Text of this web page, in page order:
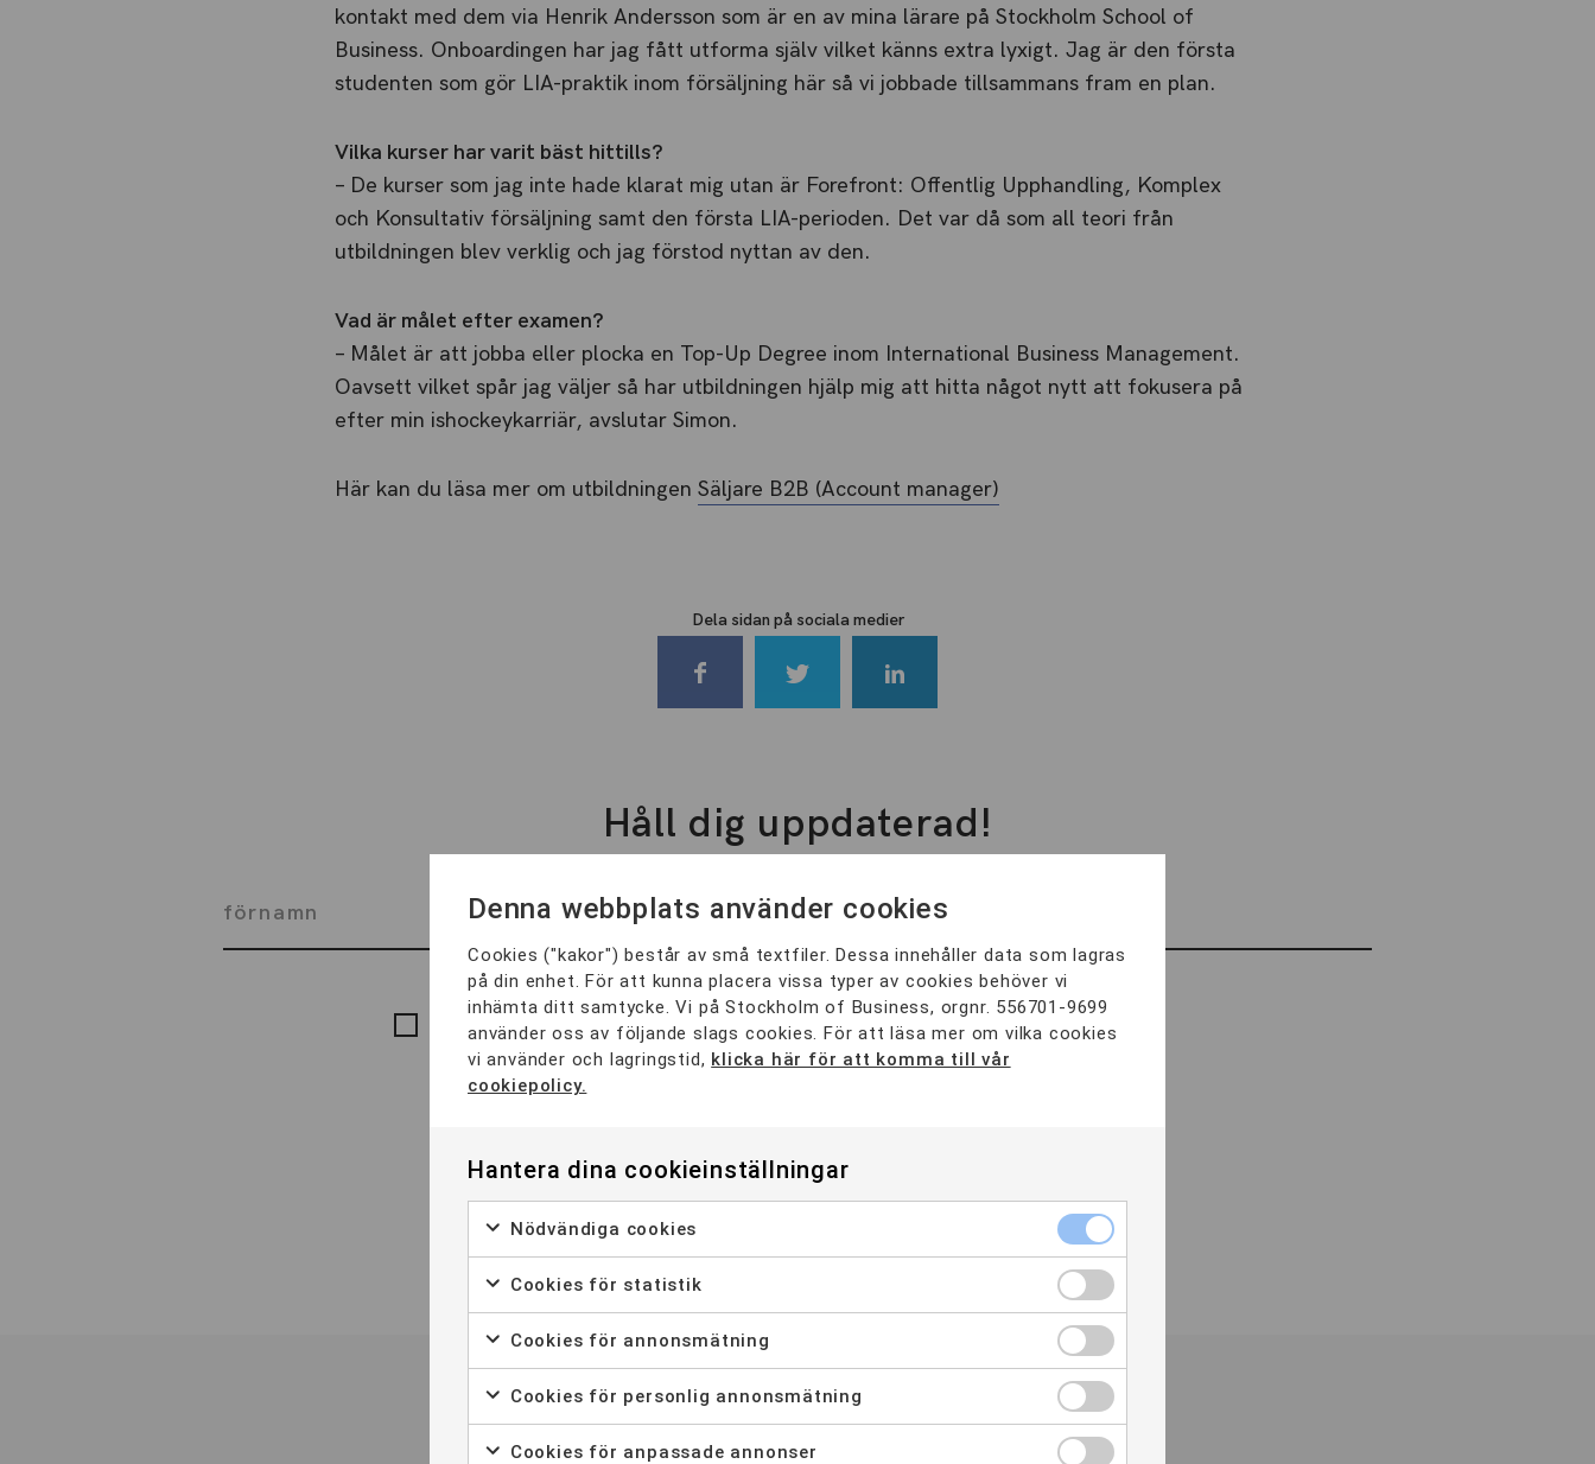
kontakt med dem via Henrik Andersson som är en av mina lärare på Stockholm School of
Business. Onboardingen har jag fått utforma själv vilket känns extra lyxigt. Jag är den första
studenten som gör LIA-praktik inom försäljning här så vi jobbade tillsammans fram en plan.
Vilka kurser har varit bäst hittills?
– De kurser som jag inte hade klarat mig utan är Forefront: Offentlig Upphandling, Komplex
och Konsultativ försäljning samt den första LIA-perioden. Det var då som all teori från
utbildningen blev verklig och jag förstod nyttan av den.
Vad är målet efter examen?
– Målet är att jobba eller plocka en Top-Up Degree inom International Business Management.
Oavsett vilket spår jag väljer så har utbildningen hjälp mig att hitta något nytt att fokusera på
efter min ishockeykarriär, avslutar Simon.
Här kan du läsa mer om utbildningen Säljare B2B (Account manager)
Dela sidan på sociala medier
Håll dig uppdaterad!
Jag godkänner att mina uppgifter lagras. Läs mer om vår hantering av data här
Våra YH-program
Denna webbplats använder cookies
Cookies ("kakor") består av små textfiler. Dessa innehåller data som lagras
på din enhet. För att kunna placera vissa typer av cookies behöver vi
inhämta ditt samtycke. Vi på Stockholm of Business, orgnr. 556701-9699
använder oss av följande slags cookies. För att läsa mer om vilka cookies
vi använder och lagringstid, klicka här för att komma till vår
cookiepolicy.
Hantera dina cookieinställningar
Nödvändiga cookies
Cookies för statistik
Cookies för annonsmätning
Cookies för personlig annonsmätning
Cookies för anpassade annonser